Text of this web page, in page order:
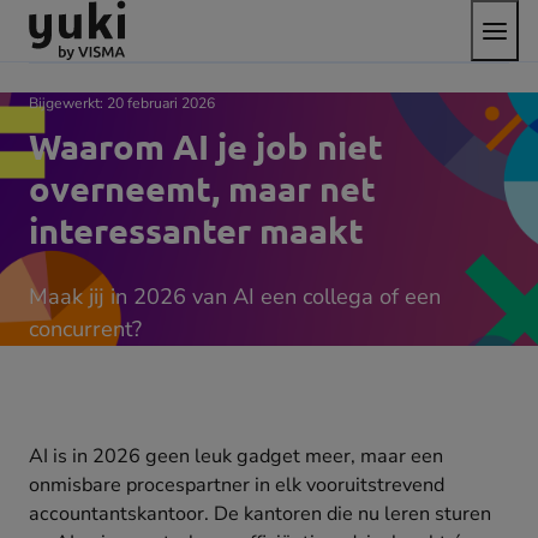
Direct
naar
content
Direct
naar
footer
Ga
naar
homepage
het
menu
Waarom AI je job niet
overneemt, maar net
interessanter maakt
Bijgewerkt: 20 februari 2026
Maak jij in 2026 van AI een collega of een
concurrent?
AI is in 2026 geen leuk gadget meer, maar een
onmisbare procespartner in elk vooruitstrevend
accountantskantoor. De kantoren die nu leren sturen